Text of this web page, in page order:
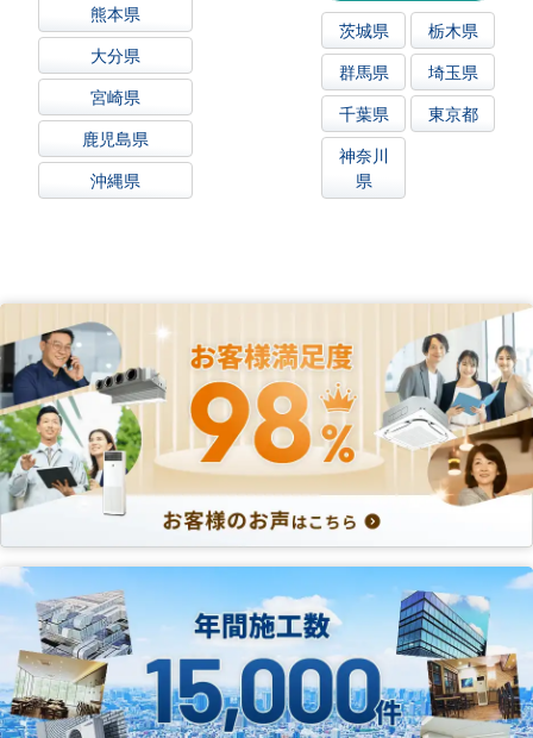
茨城県
栃木県
群馬県
埼玉県
千葉県
東京都
神奈川
県
熊本県
大分県
宮崎県
鹿児島県
沖縄県